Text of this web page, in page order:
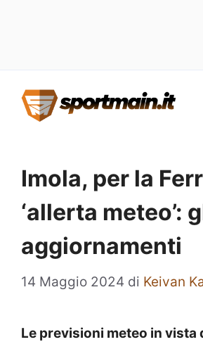
Imola, per la
‘allerta meteo’:
aggiornamenti
14 Maggio 2024 di Keivan
Le previsioni meteo in vista